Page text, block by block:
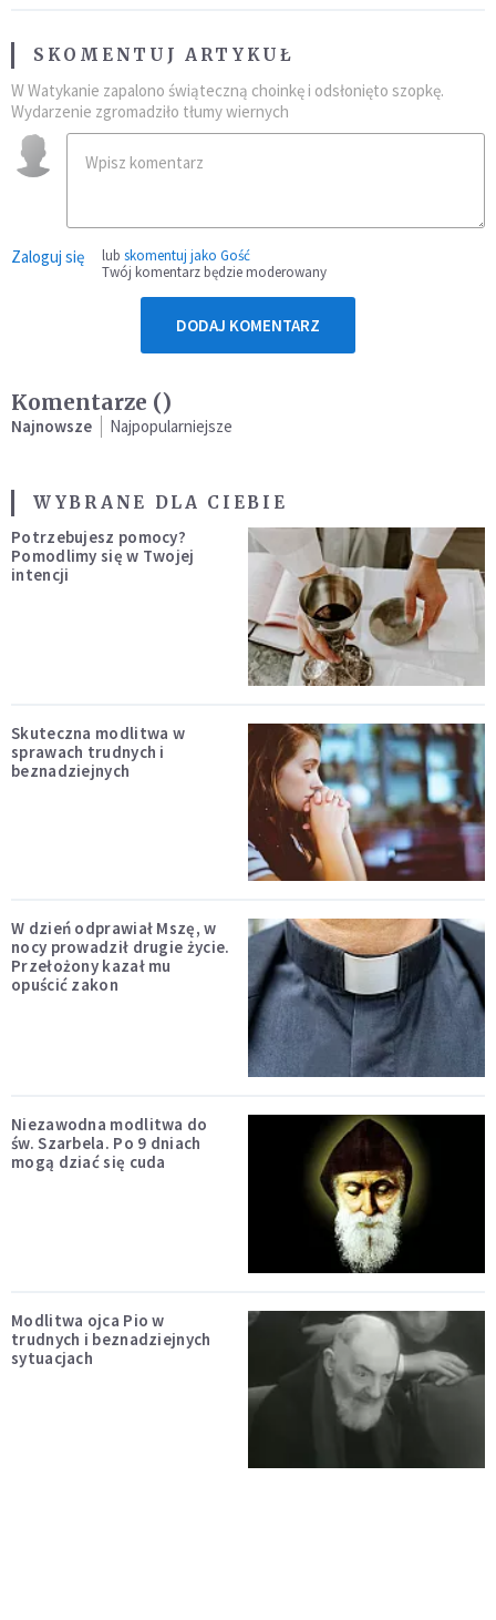
SKOMENTUJ ARTYKUŁ
W Watykanie zapalono świąteczną choinkę i odsłonięto szopkę.
Wydarzenie zgromadziło tłumy wiernych
Zaloguj się lub skomentuj jako Gość
Twój komentarz będzie moderowany
DODAJ KOMENTARZ
Komentarze ()
Najnowsze Najpopularniejsze
WYBRANE DLA CIEBIE
Potrzebujesz pomocy?
Pomodlimy się w Twojej
intencji
Skuteczna modlitwa w
sprawach trudnych i
beznadziejnych
W dzień odprawiał Mszę, w
nocy prowadził drugie życie.
Przełożony kazał mu
opuścić zakon
Niezawodna modlitwa do
św. Szarbela. Po 9 dniach
mogą dziać się cuda
Modlitwa ojca Pio w
trudnych i beznadziejnych
sytuacjach